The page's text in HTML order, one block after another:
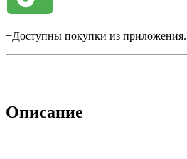
+Доступны покупки из приложения.
Описание